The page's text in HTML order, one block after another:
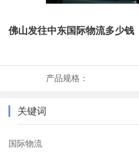
佛山发往中东国际物流多少钱
产品规格：
关键词
国际物流